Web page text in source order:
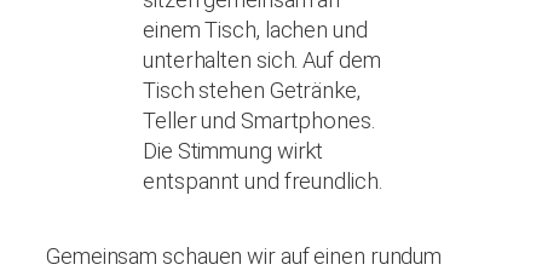
Gemeinsam schauen wir auf einen rundum